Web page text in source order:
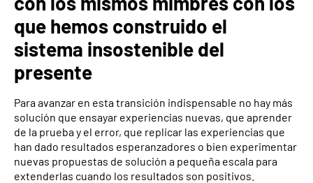
que hemos construido el
sistema insostenible del
presente
Para avanzar en esta transición indispensable no hay más
solución que ensayar experiencias nuevas, que aprender
de la prueba y el error, que replicar las experiencias que
han dado resultados esperanzadores o bien experimentar
nuevas propuestas de solución a pequeña escala para
extenderlas cuando los resultados son positivos.